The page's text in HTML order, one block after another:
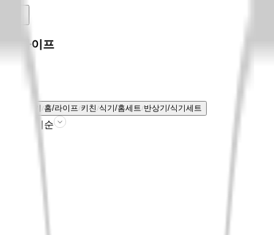
홈/라이프
전체보기 홈/라이프 키친 식기/홈세트 반상기/식기세트
판매인기순